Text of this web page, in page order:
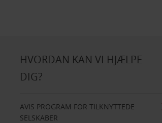
HVORDAN KAN VI HJÆLPE
DIG?
AVIS PROGRAM FOR TILKNYTTEDE
SELSKABER